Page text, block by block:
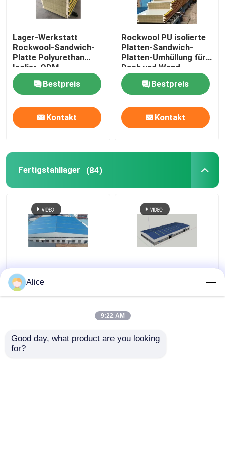
Fertigstahllager
Modulare Stahlkonstruktionen
Baumaterialien aus Metall
Lager-Werkstatt
Rockwool-Sandwich-
Platte Polyurethan
Isolier-ODM
Bestpreis
Kontakt
Rockwool PU isolierte
Platten-Sandwich-
Platten-Umhüllung für
Dach und Wand
Bestpreis
Kontakt
Fertigstahllager (84)
Industrielle
Aluminiumlegierungs-
Fertigstahllager-
Galvanisiertes
ODM
Alice
9:22 AM
Good day, what product are you looking
for?